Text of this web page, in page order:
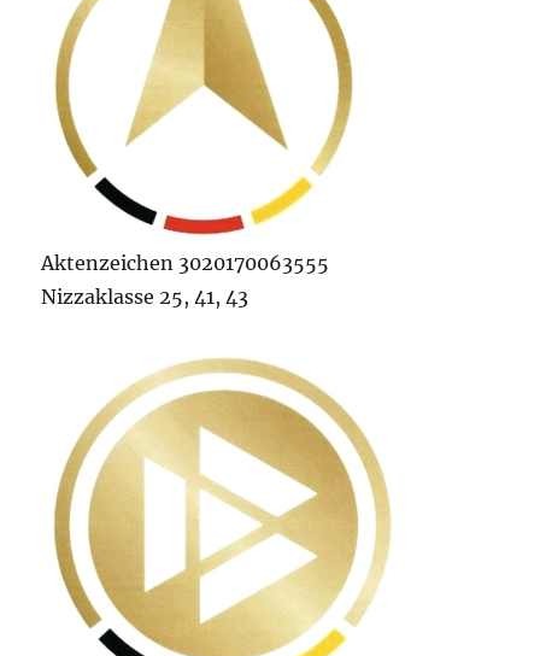
Aktenzeichen 3020170063555
Nizzaklasse 25, 41, 43